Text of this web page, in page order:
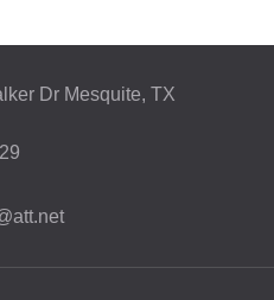
Dr Mesquite, TX